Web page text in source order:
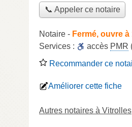
📞 Appeler ce notaire
Notaire - Fermé, ouvre à
Services :
accès PMR
Recommander ce
Améliorer cette fiche
Autres notaires à Vitrolles